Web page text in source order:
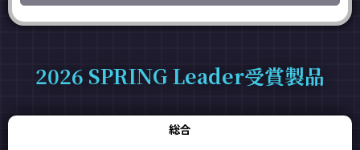
2026 SPRING Leader受賞製品
総合